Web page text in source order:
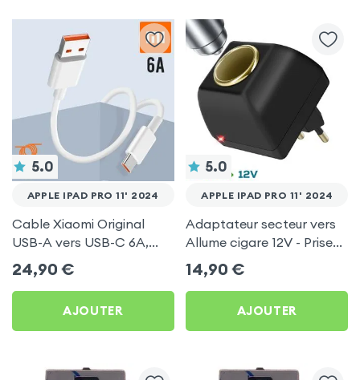
5.0
APPLE IPAD PRO 11' 2024
Cable Xiaomi Original
USB-A vers USB-C 6A,
Charge Rapide et
Synchronisation - Blanc
pour Apple iPad Pro 11'
24,90 €
AJOUTER
5.0
APPLE IPAD PRO 11' 2024
Adaptateur secteur vers
Allume cigare 12V - Prise
220V Noir
14,90 €
AJOUTER